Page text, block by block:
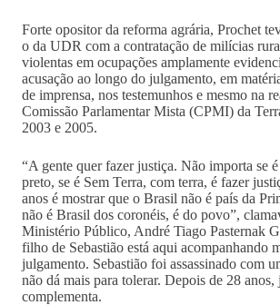
Forte opositor da reforma agrária, Prochet
o da UDR com a contratação de milícias
violentas em ocupações amplamente
acusação ao longo do julgamento, em
de imprensa, nos testemunhos e mesmo na
Comissão Parlamentar Mista (CPMI) da
2003 e 2005.
“A gente quer fazer justiça. Não importa se
preto, se é Sem Terra, com terra, é fazer
anos é mostrar que o Brasil não é país da
não é Brasil dos coronéis, é do povo”,
Ministério Público, André Tiago Pasternak
filho de Sebastião está aqui acompanhando
julgamento. Sebastião foi assassinado com
não dá mais para tolerar. Depois de 28 anos,
complementa.